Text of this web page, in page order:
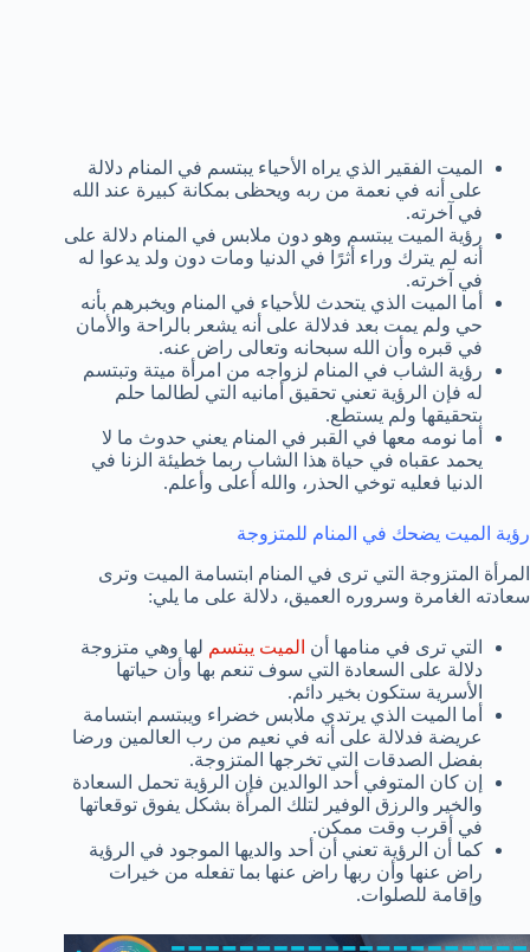
الميت الفقير الذي يراه الأحياء يبتسم في المنام دلالة
على أنه في نعمة من ربه ويحظى بمكانة كبيرة عند الله
في آخرته.
رؤية الميت يبتسم وهو دون ملابس في المنام دلالة على
أنه لم يترك وراء أثرًا في الدنيا ومات دون ولد يدعوا له
في آخرته.
أما الميت الذي يتحدث للأحياء في المنام ويخبرهم بأنه
حي ولم يمت بعد فدلالة على أنه يشعر بالراحة والأمان
في قبره وأن الله سبحانه وتعالى راض عنه.
رؤية الشاب في المنام لزواجه من امرأة ميتة وتبتسم
له فإن الرؤية تعني تحقيق أمانيه التي لطالما حلم
بتحقيقها ولم يستطع.
أما نومه معها في القبر في المنام يعني حدوث ما لا
يحمد عقباه في حياة هذا الشاب ربما خطيئة الزنا في
الدنيا فعليه توخي الحذر، والله أعلى وأعلم.
رؤية الميت يضحك في المنام للمتزوجة
المرأة المتزوجة التي ترى في المنام ابتسامة الميت وترى
سعادته الغامرة وسروره العميق، دلالة على ما يلي:
التي ترى في منامها أن الميت يبتسم لها وهي متزوجة
دلالة على السعادة التي سوف تنعم بها وأن حياتها
الأسرية ستكون بخير دائم.
أما الميت الذي يرتدي ملابس خضراء ويبتسم ابتسامة
عريضة فدلالة على أنه في نعيم من رب العالمين ورضا
بفضل الصدقات التي تخرجها المتزوجة.
إن كان المتوفي أحد الوالدين فإن الرؤية تحمل السعادة
والخير والرزق الوفير لتلك المرأة بشكل يفوق توقعاتها
في أقرب وقت ممكن.
كما أن الرؤية تعني أن أحد والديها الموجود في الرؤية
راض عنها وأن ربها راض عنها بما تفعله من خيرات
وإقامة للصلوات.